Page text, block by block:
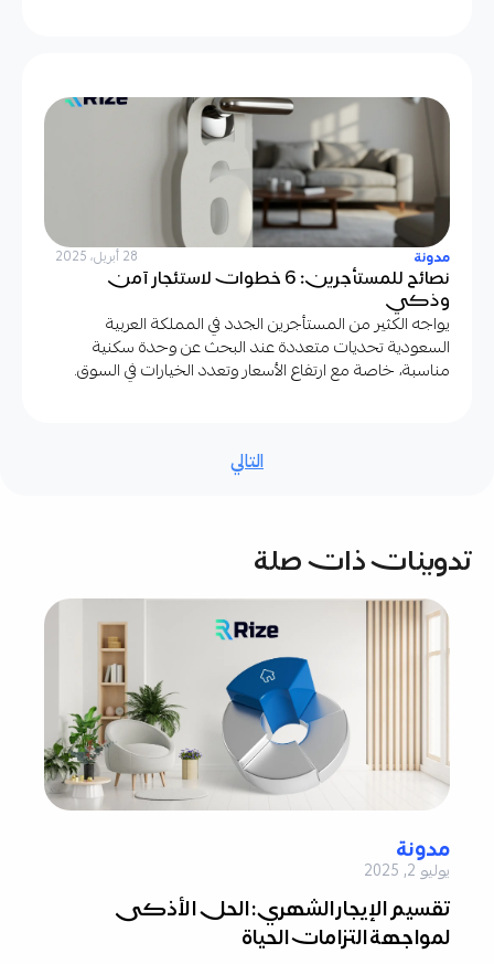
مدونة 28 أبريل، 2025
نصائح للمستأجرين: 6 خطوات لاستئجار آمن
وذكي
يواجه الكثير من المستأجرين الجدد في المملكة العربية
السعودية تحديات متعددة عند البحث عن وحدة سكنية
مناسبة، خاصة مع ارتفاع الأسعار وتعدد الخيارات في السوق.
التالي
تدوينات ذات صلة
مدونة
يوليو 2, 2025
تقسيم الإيجار الشهري: الحل الأذكى
لمواجهة التزامات الحياة